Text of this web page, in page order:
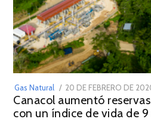
Gas Natural
POSTED
ON
20 DE FEBRERO DE
Canacol aumentó
con un índice de vida de 9